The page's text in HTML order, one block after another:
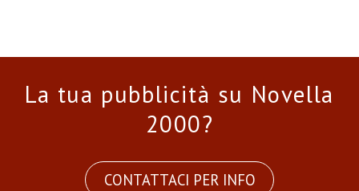
La tua pubblicità su Novella
2000?
CONTATTACI PER INFO